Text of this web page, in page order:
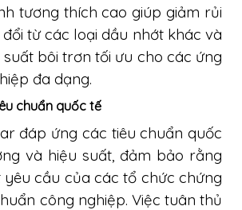
tương thích cao giúp giảm rủi
từ các loại dầu nhớt khác và
bôi trơn tối ưu cho các ứng
đa dạng.
chuẩn quốc tế
đáp ứng các tiêu chuẩn quốc
và hiệu suất, đảm bảo rằng
cầu của các tổ chức chứng
công nghiệp. Việc tuân thủ